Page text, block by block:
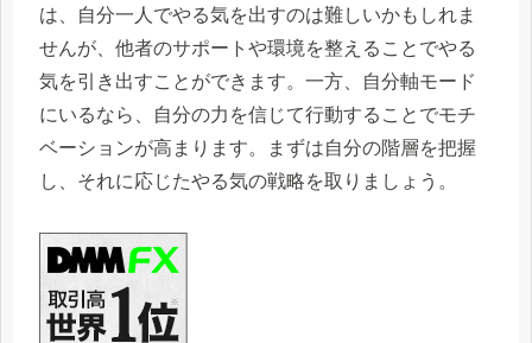
は、自分一人でやる気を出すのは難しいかもしれま
せんが、他者のサポートや環境を整えることでやる
気を引き出すことができます。一方、自分軸モード
にいるなら、自分の力を信じて行動することでモチ
ベーションが高まります。まずは自分の階層を把握
し、それに応じたやる気の戦略を取りましょう。